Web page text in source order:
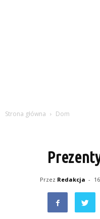
Strona główna Dom
Przez Redakcja -